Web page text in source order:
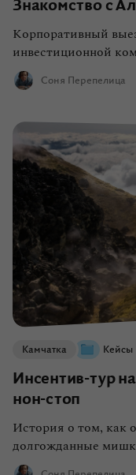
Знакомство с
Корпоративный
инвестиционной
Соня Перепелица
Кейсы
Камчатка
Инсентив-тур
нон-стоп
История о том, как
долгожданные